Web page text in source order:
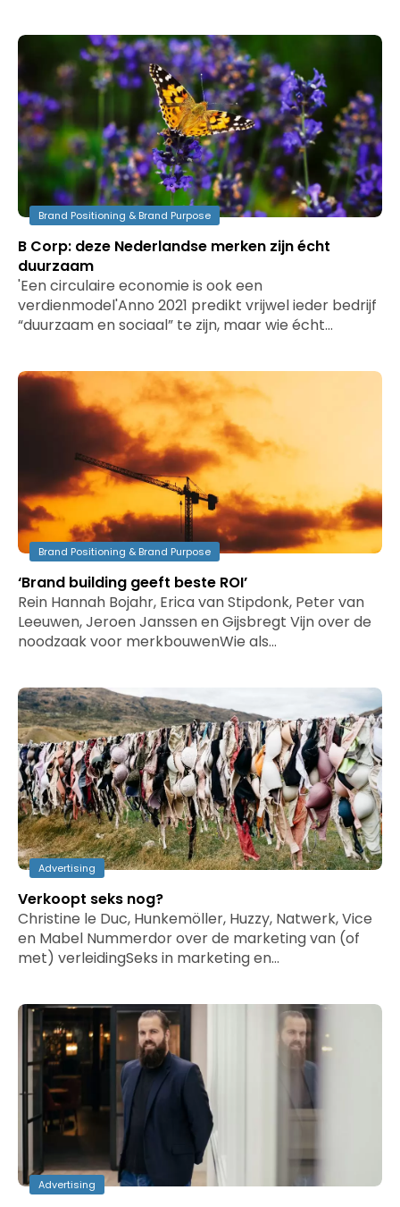
Brand Positioning & Brand Purpose
B Corp: deze Nederlandse merken zijn écht
duurzaam
'Een circulaire economie is ook een
verdienmodel'Anno 2021 predikt vrijwel ieder bedrijf
“duurzaam en sociaal” te zijn, maar wie écht…
Brand Positioning & Brand Purpose
‘Brand building geeft beste ROI’
Rein Hannah Bojahr, Erica van Stipdonk, Peter van
Leeuwen, Jeroen Janssen en Gijsbregt Vijn over de
noodzaak voor merkbouwenWie als…
Advertising
Verkoopt seks nog?
Christine le Duc, Hunkemöller, Huzzy, Natwerk, Vice
en Mabel Nummerdor over de marketing van (of
met) verleidingSeks in marketing en…
Advertising